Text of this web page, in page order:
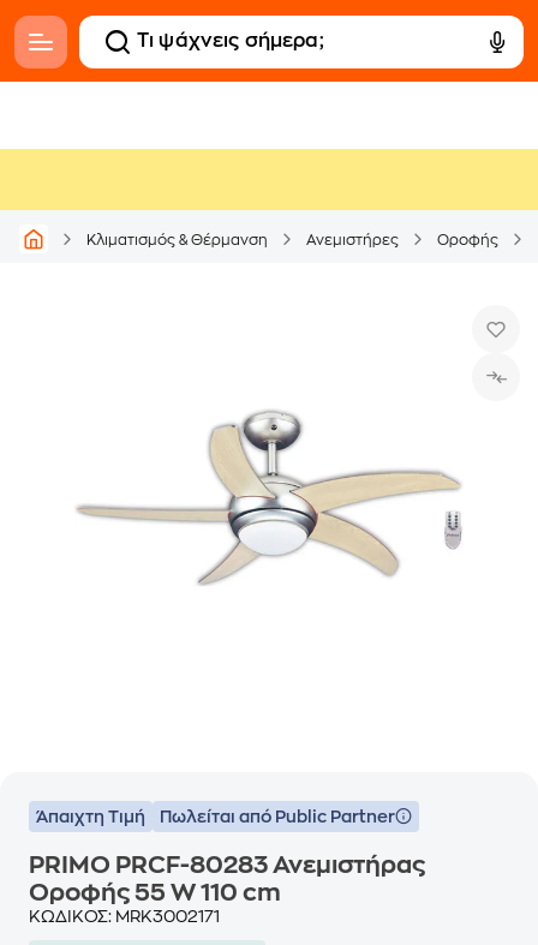
Κλιματισμός & Θέρμανση Ανεμιστήρες Οροφής
Άπαιχτη Τιμή Πωλείται από Public Partner
PRIMO PRCF-80283 Ανεμιστήρας
Οροφής 55 W 110 cm
ΚΩΔΙΚΟΣ: MRK3002171